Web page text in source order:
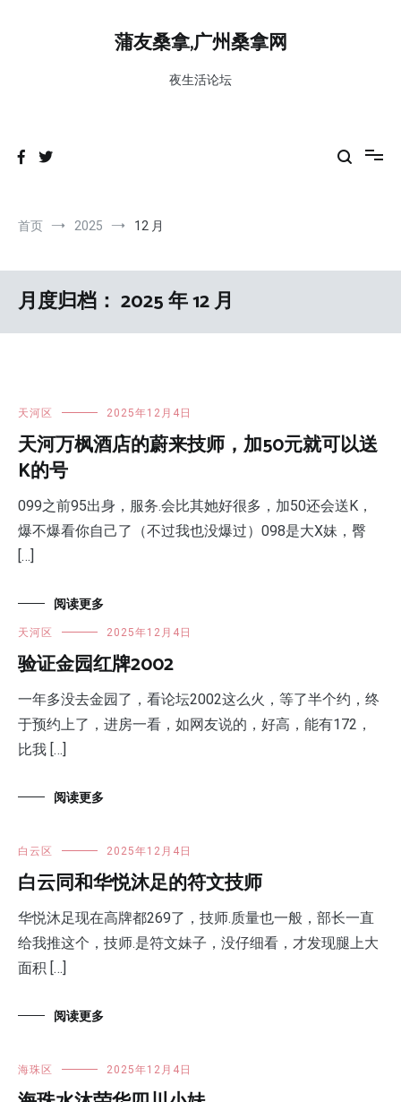
蒲友桑拿,广州桑拿网
夜生活论坛
首页 2025 12 月
月度归档： 2025 年 12 月
天河区 2025年12月4日
天河万枫酒店的蔚来技师，加50元就可以送
K的号
099之前95出身，服务.会比其她好很多，加50还会送K，
爆不爆看你自己了（不过我也没爆过）098是大X妹，臀
[…]
阅读更多
天河区 2025年12月4日
验证金园红牌2002
一年多没去金园了，看论坛2002这么火，等了半个约，终
于预约上了，进房一看，如网友说的，好高，能有172，
比我 […]
阅读更多
白云区 2025年12月4日
白云同和华悦沐足的符文技师
华悦沐足现在高牌都269了，技师.质量也一般，部长一直
给我推这个，技师.是符文妹子，没仔细看，才发现腿上大
面积 […]
阅读更多
海珠区 2025年12月4日